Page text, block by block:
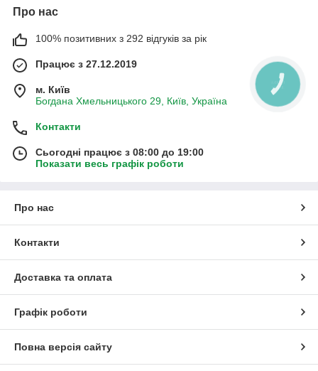
Про нас
100% позитивних з 292 відгуків за рік
Працює з 27.12.2019
м. Київ
Богдана Хмельницького 29, Київ, Україна
Контакти
Сьогодні працює з 08:00 до 19:00
Показати весь графік роботи
Про нас
Контакти
Доставка та оплата
Графік роботи
Повна версія сайту
КНОПКА
ЗВ'ЯЗКУ